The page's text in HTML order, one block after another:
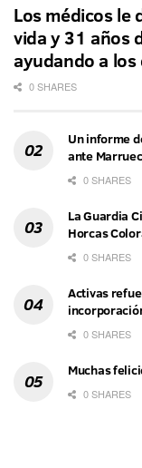
Los médicos le
vida y 31 años
ayudando a los
0 SHARES
Un informe
ante
0 SHARES
La Guardia
Horcas
0 SHARES
Activas
0 SHARES
Muchas
0 SHARES